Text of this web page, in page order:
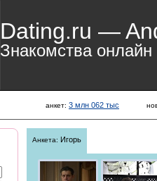
Dating.ru —
Знакомства онлайн
анкет: 3 млн 062 тыс
Анкета: Игорь